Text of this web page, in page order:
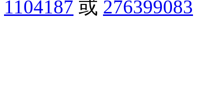
1104187 或 276399083